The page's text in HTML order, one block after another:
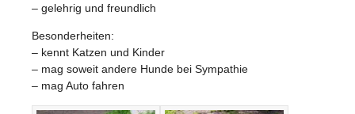
– gelehrig und freundlich
Besonderheiten:
– kennt Katzen und Kinder
– mag soweit andere Hunde bei Sympathie
– mag Auto fahren